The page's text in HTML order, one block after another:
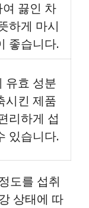
끓인 차
하게 마시
좋습니다.
유효 성분
시킨 제품
리하게 섭
있습니다.
도를 섭취
상태에 따